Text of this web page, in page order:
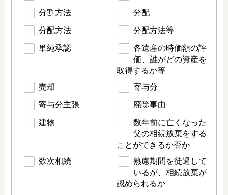
分割方法 分配
分配方法 分配方法等
単純承認
各遺産の時価額の評
価、誰がどの資産を
取得するか等
売却
寄与分
寄与分主張 廃除事由
建物
数年前に亡くなった
父の相続放棄をする
ことができるか否か
数次相続
熟慮期間を徒過して
いるが、相続放棄が
認められるか